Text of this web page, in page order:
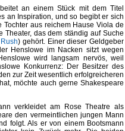
an einem Stück mit dem Titel
an Inspiration, und so begibt er sich
aus reichem Hause Viola de
Theater, das dem ständig auf Suche
) gehört. Einer dieser Geldgeber
Henslowe im Nacken sitzt wegen
wird langsam nervös, weil
Konkurrenz: Der Besitzer des
zur Zeit wesentlich erfolgreicheren
möchte auch gerne Shakespeare
verkleidet am Rose Theatre als
den vermeintlichen jungen Mann
folgt. Als er von einem Bootsmann